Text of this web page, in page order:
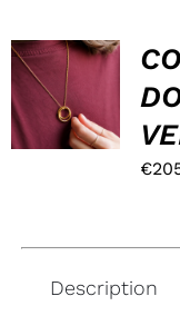
HOP,
DANS
MON
PANIER !
/
DÉTAILS
€
Description